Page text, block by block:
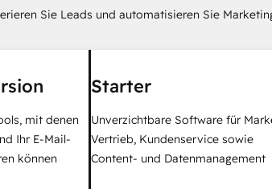
Sie Leads und automatisieren Sie
mit denen
Ihr E-Mail-
können
Starter
Unverzichtbare Software für
Vertrieb, Kundenservice sowie
Content- und Datenmanagement